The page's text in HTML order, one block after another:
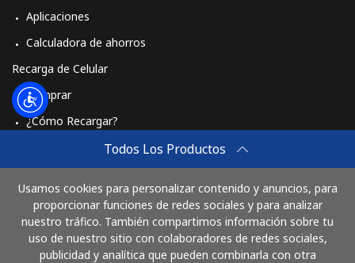
Todos Los Productos
Usamos cookies para personalizar contenido y anuncios, para
proporcionar funciones de redes sociales y para analizar
nuestro tráfico. También compartimos información sobre tu
uso de nuestro sitio con colaboradores de redes sociales,
publicidad y analítica que pueden combinarla con otra
Aplicaciones
Calculadora de ahorros
Recarga de Celular
Comprar
¿Cómo Recargar?
Comprar
Cómo funciona
Paga con